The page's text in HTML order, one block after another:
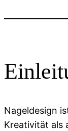
Nageldesign
Kreativität als